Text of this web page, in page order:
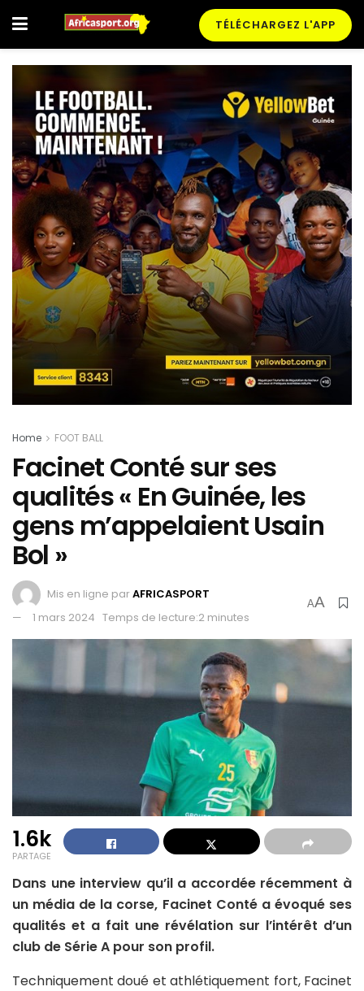
TÉLÉCHARGEZ L'APP
Home FOOT BALL
Facinet Conté sur ses
qualités « En Guinée, les
gens m’appelaient Usain
Bol »
Mis en ligne parAFRICASPORT
1 mars 2024 Temps de lecture:2 minutes
AA
1.6k
PARTAGE
Dans une interview qu’il a accordée récemment à
un média de la corse, Facinet Conté a évoqué ses
qualités et a fait une révélation sur l’intérêt d’un
club de Série A pour son profil.
Techniquement doué et athlétiquement fort, Facinet